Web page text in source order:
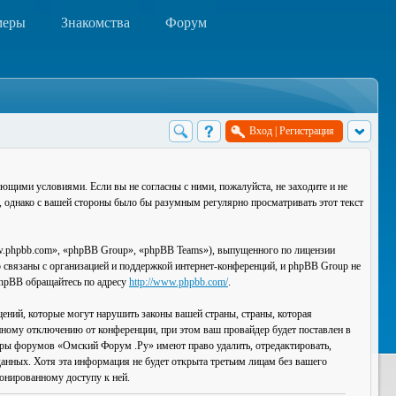
Знакомства Форум
Вход Регистрация
условиями. Если вы не согласны с ними, пожалуйста, не заходите и не
с вашей стороны было бы разумным регулярно просматривать этот текст
«phpBB Group», «phpBB Teams»), выпущенного по лицензии
с организацией и поддержкой интернет-конференций, и phpBB Group не
обращайтесь по адресу http://www.phpbb.com/.
которые могут нарушить законы вашей страны, страны, которая
отключению от конференции, при этом ваш провайдер будет поставлен в
форумов «Омский Форум .Ру» имеют право удалить, отредактировать,
Хотя эта информация не будет открыта третьим лицам без вашего
доступу к ней.